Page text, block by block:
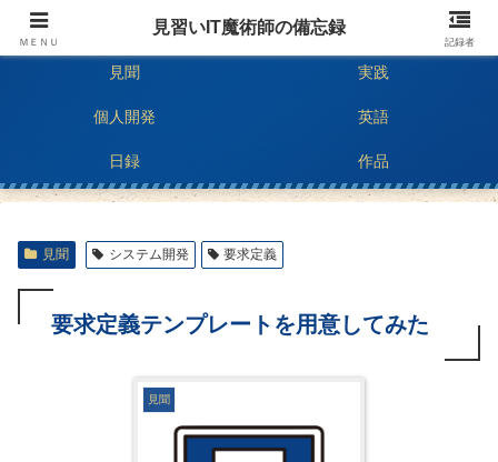
二深すうちのIT技術ブログ
見聞 実践
個人開発 英語
日録 作品
見聞 システム開発 要求定義
要求定義テンプレートを用意してみた
見聞
ＭＥＮＵ
見習いIT魔術師の備忘録
記録者